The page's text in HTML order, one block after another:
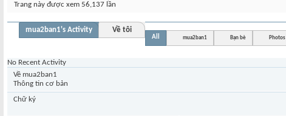
Trang này được xem 56,137 lần
mua2ban1's Activity Về tôi
All mua2ban1 Bạn bè Photos
No Recent Activity
Về mua2ban1
Thông tin cơ bản
Chữ ký